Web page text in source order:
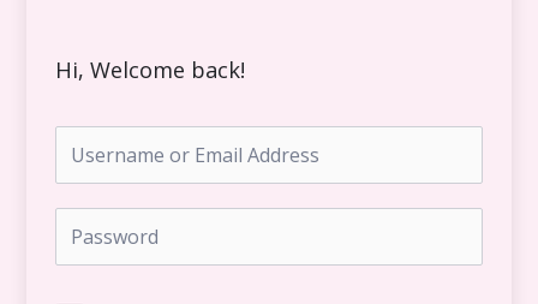
Hi, Welcome back!